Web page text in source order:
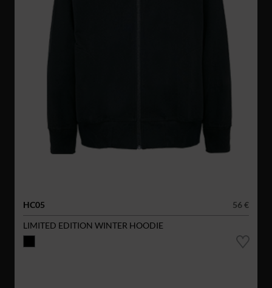
HC05
56 €
LIMITED EDITION WINTER HOODIE